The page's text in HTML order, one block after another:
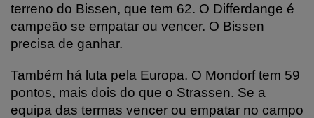
terreno do Bissen, que tem 62. O Differdange é
campeão se empatar ou vencer. O Bissen
precisa de ganhar.
Também há luta pela Europa. O Mondorf tem 59
pontos, mais dois do que o Strassen. Se a
equipa das termas vencer ou empatar no campo